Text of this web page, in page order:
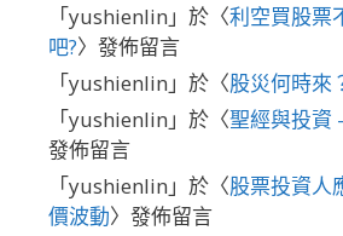
「yushienlin 」於〈利空買股票
吧?〉發佈留言
「yushienlin 」於〈股災何時來
「yushienlin 」於〈聖經與投資
發佈留言
「yushienlin 」於〈股票投資人
價波動〉發佈留言